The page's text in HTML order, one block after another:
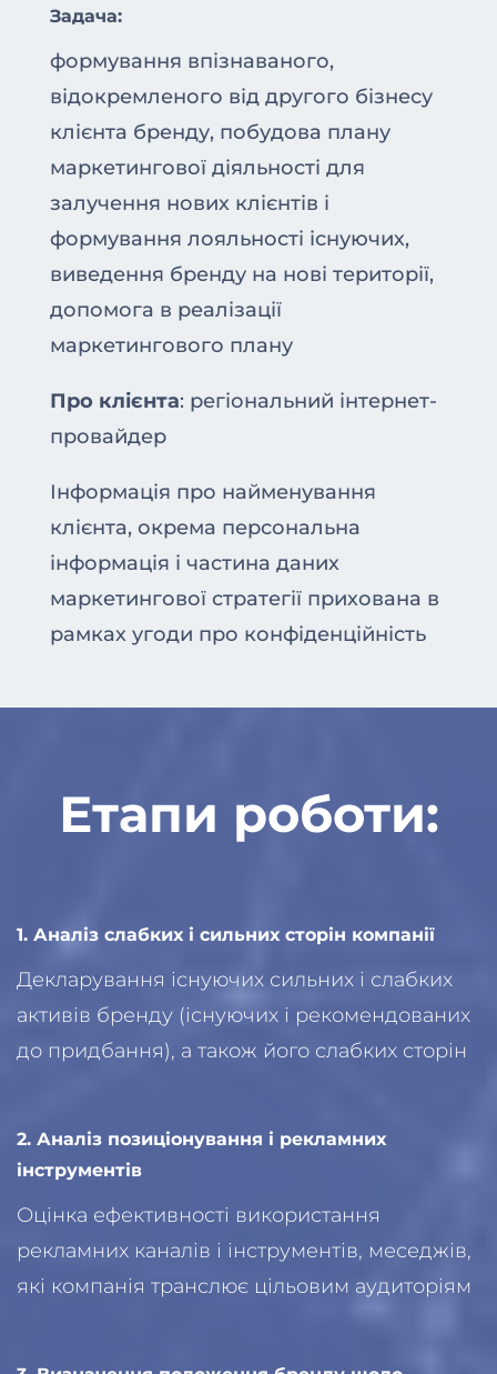
Задача:
формування впізнаваного,
відокремленого від другого бізнесу
клієнта бренду, побудова плану
маркетингової діяльності для
залучення нових клієнтів і
формування лояльності існуючих,
виведення бренду на нові території,
допомога в реалізації
маркетингового плану
Про клієнта: регіональний інтернет-
провайдер
Інформація про найменування
клієнта, окрема персональна
інформація і частина даних
маркетингової стратегії прихована в
рамках угоди про конфіденційність
Етапи роботи:
1. Аналіз слабких і сильних сторін компанії
Декларування існуючих сильних і слабких
активів бренду (існуючих і рекомендованих
до придбання), а також його слабких сторін
2. Аналіз позиціонування і рекламних
інструментів
Оцінка ефективності використання
рекламних каналів і інструментів, меседжів,
які компанія транслює цільовим аудиторіям